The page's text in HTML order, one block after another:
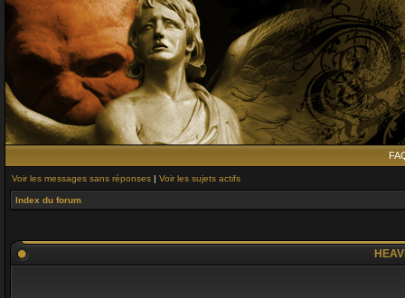
Voir les messages sans réponses | Voir les sujets actifs
Index du forum